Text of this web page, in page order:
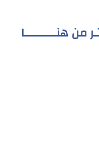
من هنـــــــــا